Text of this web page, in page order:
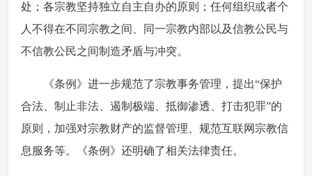
处；各宗教坚持独立自主自办的原则；任何组织或者个
人不得在不同宗教之间、同一宗教内部以及信教公民与
不信教公民之间制造矛盾与冲突。
《条例》进一步规范了宗教事务管理，提出“保护
合法、制止非法、遏制极端、抵御渗透、打击犯罪”的
原则，加强对宗教财产的监督管理、规范互联网宗教信
息服务等。《条例》还明确了相关法律责任。